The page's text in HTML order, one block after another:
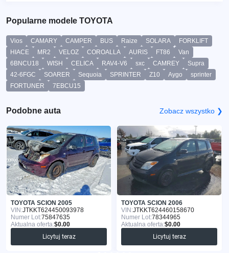
Popularne modele TOYOTA
Vios CAMARY CAMPER BUS Raize SOLARA
FORKLIFT
HIACE
MR2 VELOZ COROALLA AURIS FT86
Van
6BNCU18
WISH CELICA RAV4-V6 sxc CAMREY
Supra
42-6FGC
SOARER Sequoia SPRINTER Z10 Aygo
sprinter
FORTUNER
7EBCU15
Podobne auta Zobacz wszystko ❯
TOYOTA SCION 2005
VIN:JTKKT624450093978
Numer Lot:75847635
Aktualna oferta:$0.00
Licytuj teraz
TOYOTA SCION 2006
VIN:JTKKT624460158670
Numer Lot:78344965
Aktualna oferta:$0.00
Licytuj teraz